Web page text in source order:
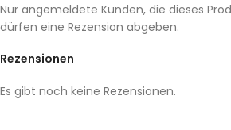
Rezensionen
Es gibt noch keine Rezensionen.
Nur angemeldete Kunden, die dieses
dürfen eine Rezension abgeben.